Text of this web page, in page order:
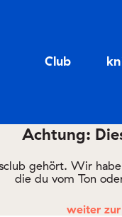
Club
Achtung:
gehört. Wir
die du vom Ton
weiter